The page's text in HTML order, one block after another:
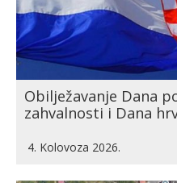
Obilježavanje Dana
zahvalnosti i Dana
4. Kolovoza 2026.